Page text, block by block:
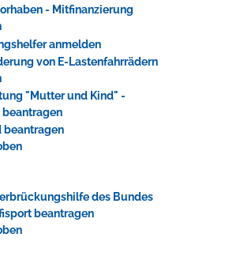
- Mitfinanzierung
anmelden
von E-Lastenfahrrädern
"Mutter und Kind" -
beantragen
beantragen
des Bundes
beantragen